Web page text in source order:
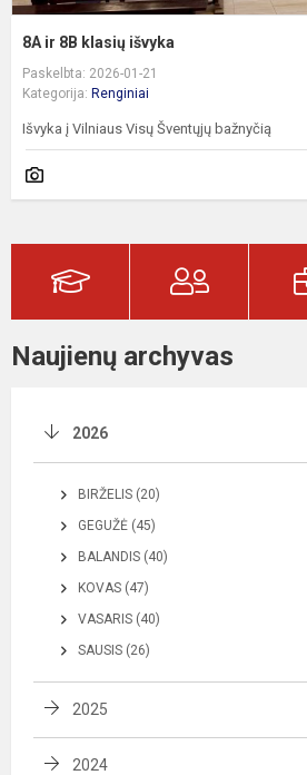
8A ir 8B klasių išvyka
Paskelbta: 2026-01-21
Kategorija: Renginiai
Išvyka į Vilniaus Visų Šventųjų bažnyčią
Naujienų archyvas
2026
BIRŽELIS (20)
GEGUŽĖ (45)
BALANDIS (40)
KOVAS (47)
VASARIS (40)
SAUSIS (26)
2025
2024